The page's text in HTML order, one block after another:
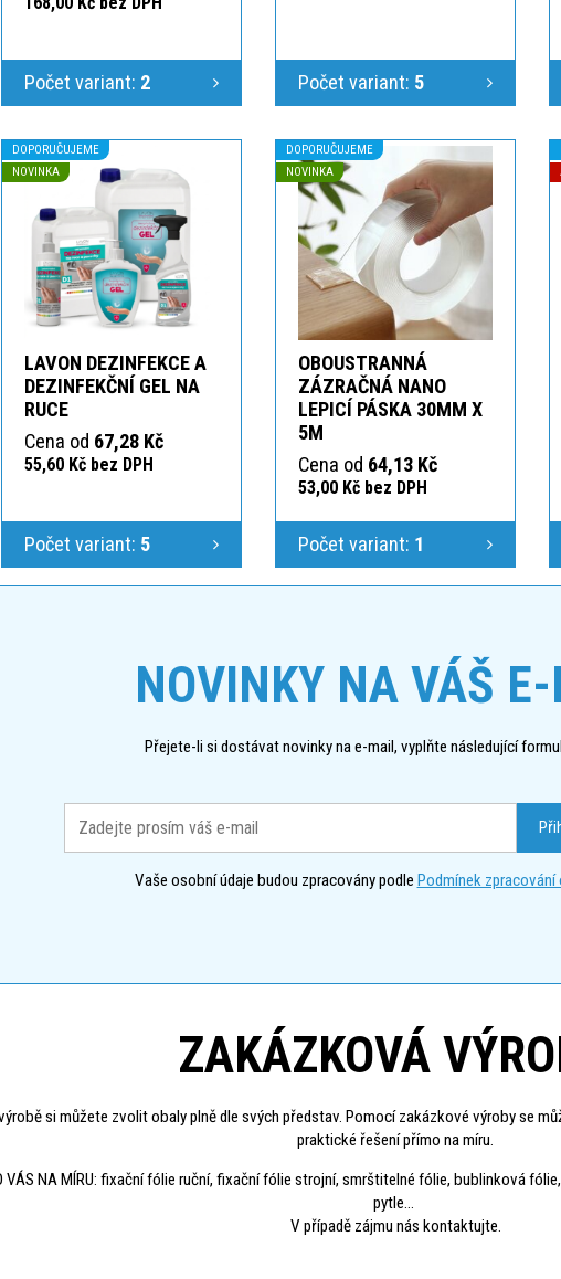
Počet variant: 2 Počet variant: 5
DOPORUČUJEME
NOVINKA
LAVON DEZINFEKCE A
DEZINFEKČNÍ GEL NA
RUCE
Cena od 67,28 Kč
55,60 Kč bez DPH
Počet variant: 5
DOPORUČUJEME
NOVINKA
OBOUSTRANNÁ
ZÁZRAČNÁ NANO
LEPICÍ PÁSKA 30MM X
5M
Cena od 64,13 Kč
53,00 Kč bez DPH
Počet variant: 1
NOVINKY NA VÁŠ
Přejete-li si dostávat novinky na e-mail, vyplňte následující
Vaše osobní údaje budou zpracovány podle Podmínek zpracování
ZAKÁZKOVÁ
si můžete zvolit obaly plně dle svých představ. Pomocí zakázkové výroby se
praktické řešení přímo na míru.
VÁS NA MÍRU: fixační fólie ruční, fixační fólie strojní, smrštitelné fólie, bublinková
pytle...
V případě zájmu nás kontaktujte.